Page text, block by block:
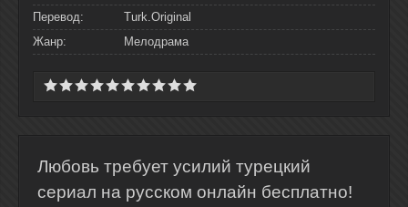
Перевод:
Turk.Original
Жанр:
Мелодрама
Любовь требует усилий турецкий
сериал на русском онлайн бесплатно!